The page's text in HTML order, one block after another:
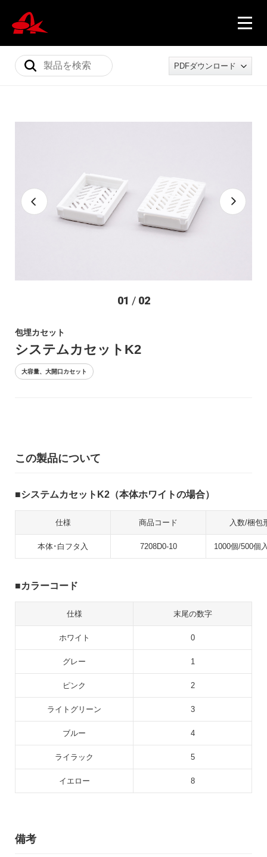
会社概要
PDFダウンロード
01 / 02
包埋カセット
システムカセットK2
大容量、大開口カセット
この製品について
システムカセットK2（本体ホワイトの場合）
仕様 商品コード 入数/梱包
本体･白フタ入 7208D0-10 1000個/500個
カラーコード
仕様 末尾の数字
ホワイト 0
グレー 1
ピンク 2
ライトグリーン 3
ブルー 4
ライラック 5
イエロー 8
備考